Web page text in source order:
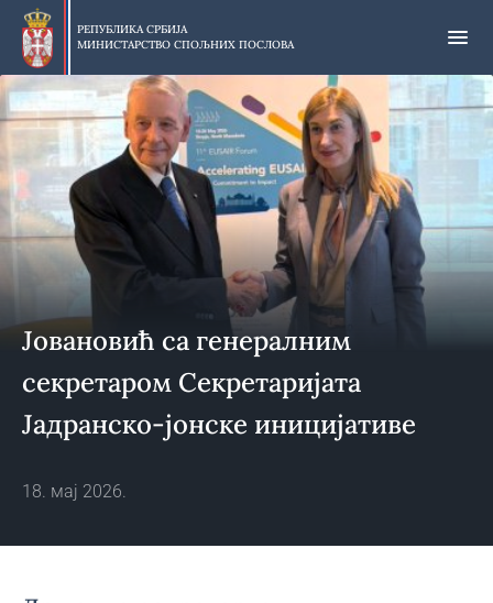
Прескочи
главни
део
садржаја
РЕПУБЛИКА СРБИЈА
МИНИСТАРСТВО СПОЉНИХ ПОСЛОВА
Јовановић са генералним
секретаром Секретаријата
Јадранско-јонске иницијативе
18. мај 2026.